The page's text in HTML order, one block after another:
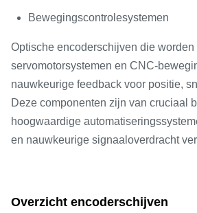
Bewegingscontrolesystemen
Optische encoderschijven die worden
servomotorsystemen en CNC-
nauwkeurige feedback voor positie,
Deze componenten zijn van cruciaal
hoogwaardige
en nauwkeurige signaaloverdracht
Overzicht encoderschijven